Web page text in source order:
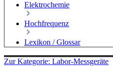
Elektrochemie
Hochfrequenz
Lexikon / Glossar
Zur Kategorie: Labor-Messgeräte